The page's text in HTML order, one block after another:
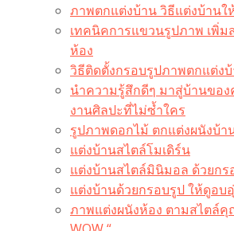
ภาพตกแต่งบ้าน วิธีแต่งบ้านใ
เทคนิคการแขวนรูปภาพ เพิ่ม
ห้อง
วิธีติดตั้งกรอบรูปภาพตกแต่ง
นำความรู้สึกดีๆ มาสู่บ้านขอ
งานศิลปะที่ไม่ซ้ำใคร
รูปภาพดอกไม้ ตกแต่งผนังบ้า
แต่งบ้านสไตล์โมเดิร์น
แต่งบ้านสไตล์มินิมอล ด้วยก
แต่งบ้านด้วยกรอบรูป ให้ดูอบ
ภาพแต่งผนังห้อง ตามสไตล์คุ